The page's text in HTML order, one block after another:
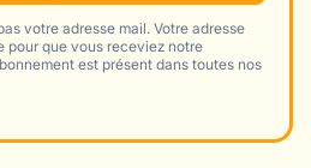
votre adresse mail. Votre adresse
pour que vous receviez notre
est présent dans toutes nos